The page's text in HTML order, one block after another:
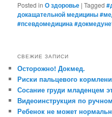
Posted in О здоровье |Tagged
докащательной медицины
#псевдомедицина
СВЕЖИЕ ЗАПИСИ
Осторожно! Докмед.
Риски пальцевого
Сосание груди младенцем
Видеоинструкция по
Ребенок не может